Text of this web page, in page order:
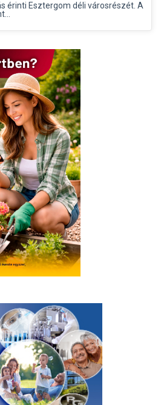
érinti Esztergom déli városrészét. A